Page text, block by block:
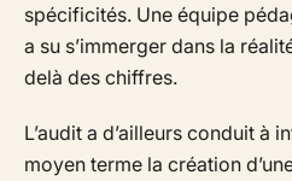
spécificités. Une équipe
a su s’immerger dans la
delà des chiffres.
L’audit a d’ailleurs conduit à
moyen terme la création